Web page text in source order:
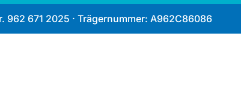
671 2025 · Trägernummer: A962C86086